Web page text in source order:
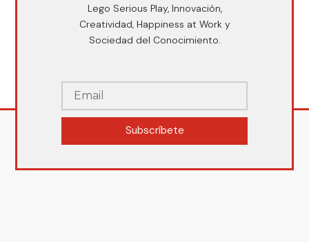
Lego Serious Play, Innovación,
Creatividad, Happiness at Work y
Sociedad del Conocimiento.
Subscríbete